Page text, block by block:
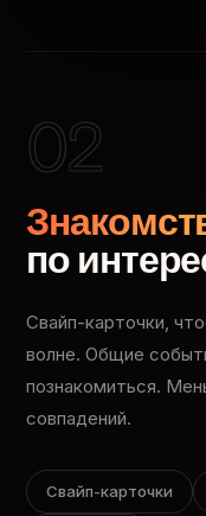
02
по
Свайп-карточки,
волне. Общие
познакомиться.
совпадений.
Свайп-карточки